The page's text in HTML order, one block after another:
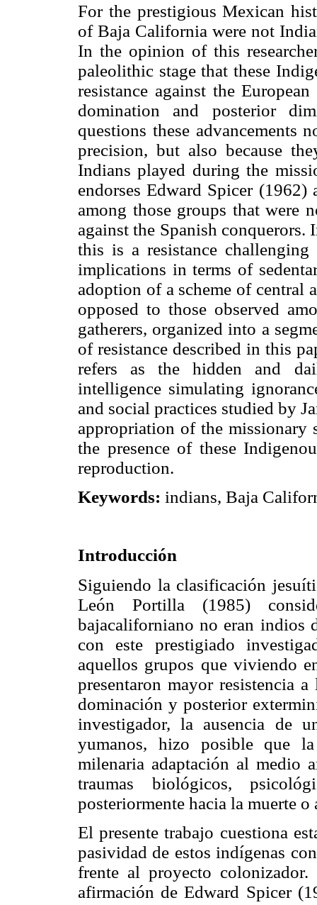
For the prestigious Mexican
of Baja California were not
In the opinion of this
paleolithic stage that these
resistance against the
domination and posterior
questions these advancements
precision, but also because
Indians played during the
endorses Edward Spicer (1962)
among those groups that were
against the Spanish conquerors.
this is a resistance
implications in terms of
adoption of a scheme of central
opposed to those observed
gatherers, organized into a
of resistance described in this
refers as the hidden and
intelligence simulating
and social practices studied by
appropriation of the
the presence of these
reproduction.
Keywords: indians, Baja
Introducción
Siguiendo la clasificación
León Portilla (1985)
bajacaliforniano no eran indios
con este prestigiado
aquellos grupos que viviendo
presentaron mayor resistencia
dominación y posterior
investigador, la ausencia de
yumanos, hizo posible que
milenaria adaptación al medio
traumas biológicos,
posteriormente hacia la muerte
El presente trabajo cuestiona
pasividad de estos indígenas
frente al proyecto
afirmación de Edward Spicer